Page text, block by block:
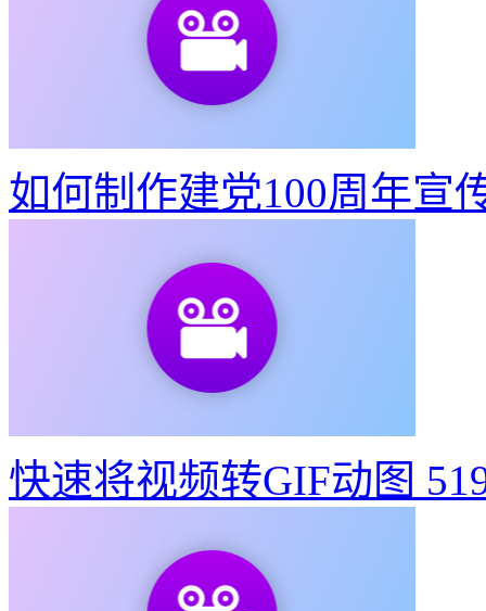
如何制作建党100周年宣
快速将视频转GIF动图